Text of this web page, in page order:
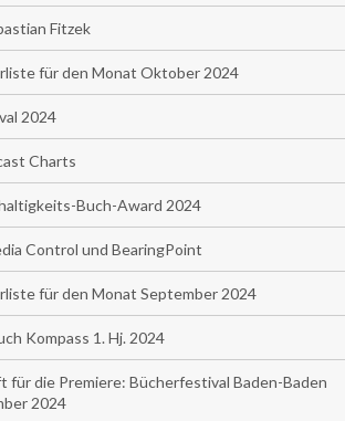
Fitzek
für den Monat Oktober 2024
2024
Charts
Buch-Award 2024
Control und BearingPoint
für den Monat September 2024
Kompass 1. Hj. 2024
für die Premiere: Bücherfestival Baden-Baden
2024